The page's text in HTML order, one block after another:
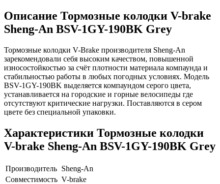
Описание Тормозные колодки V-brake
Sheng-An BSV-1GY-190BK Grey
Тормозные колодки V-Brake производителя Sheng-An
зарекомендовали себя высоким качеством, повышенной
износостойкостью за счёт плотности материала компаунда и
стабильностью работы в любых погодных условиях. Модель
BSV-1GY-190BK выделяется компаундом серого цвета,
устанавливается на городские и горные велосипеды где
отсутствуют критические нагрузки. Поставляются в cером
цвете без специальной упаковки.
Характеристики Тормозные колодки
V-brake Sheng-An BSV-1GY-190BK Grey
Производитель Sheng-An
Совместимость V-brake